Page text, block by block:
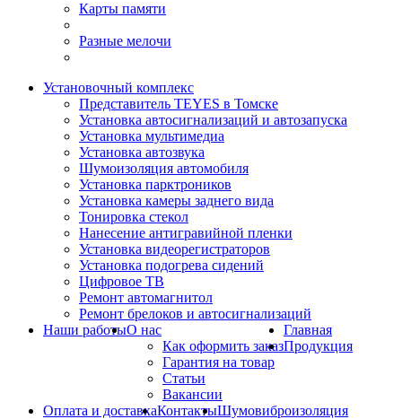
Карты памяти
Разные мелочи
Установочный комплекс
Представитель TEYES в Томске
Установка автосигнализаций и автозапуска
Установка мультимедиа
Установка автозвука
Шумоизоляция автомобиля
Установка парктроников
Установка камеры заднего вида
Тонировка стекол
Нанесение антигравийной пленки
Установка видеорегистраторов
Установка подогрева сидений
Цифровое ТВ
Ремонт автомагнитол
Ремонт брелоков и автосигнализаций
Наши работыО нас
Как оформить заказ
Гарантия на товар
Статьи
Вакансии
Оплата и доставкаКонтакты
Главная
Продукция
Шумовиброизоляция